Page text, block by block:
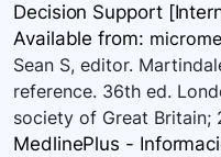
Decision Support
Available from:
Sean S, editor.
reference. 36th ed.
society of Great Britain;
MedlinePlus -